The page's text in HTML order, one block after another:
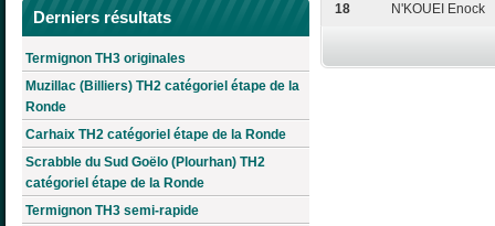
Derniers résultats
Termignon TH3 originales
Muzillac (Billiers) TH2 catégoriel étape de la
Ronde
Carhaix TH2 catégoriel étape de la Ronde
Scrabble du Sud Goëlo (Plourhan) TH2
catégoriel étape de la Ronde
Termignon TH3 semi-rapide
18 N'KOUEI Enock